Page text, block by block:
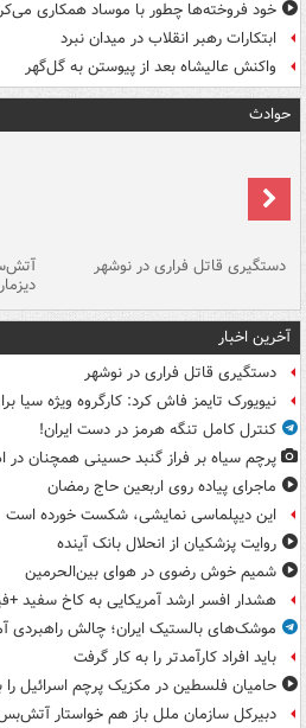
خود فروخته‌ها چطور با موساد همکاری
ابتکارات رهبر انقلاب در میدان نبرد
واکنش عالیشاه بعد از پیوستن به گل‌گهر
حوادث
دستگیری قاتل فراری در نوشهر
آخرین اخبار
دستگیری قاتل فراری در نوشهر
نیویورک تایمز فاش کرد: کارگروه ویژه سیا
کنترل کامل تنگه هرمز در دست ایران!
پرچم سیاه بر فراز گنبد حسینی همچنان در
ماجرای پیاده روی اربعین حاج رمضان
این دیپلماسی نمایشی، شکست خورده است
روایت پزشکیان از انحلال بانک آینده
شمیم خوش رضوی در هوای بین‌الحرمین
هشدار افسر ارشد آمریکایی به کاخ سفید
موشک‌های بالستیک ایران؛ چالش راهبردی
باید افراد کارآمدتر را به کار گرفت
حامیان فلسطین در مکزیک پرچم اسرائیل
دبیرکل سازمان ملل باز هم خواستار